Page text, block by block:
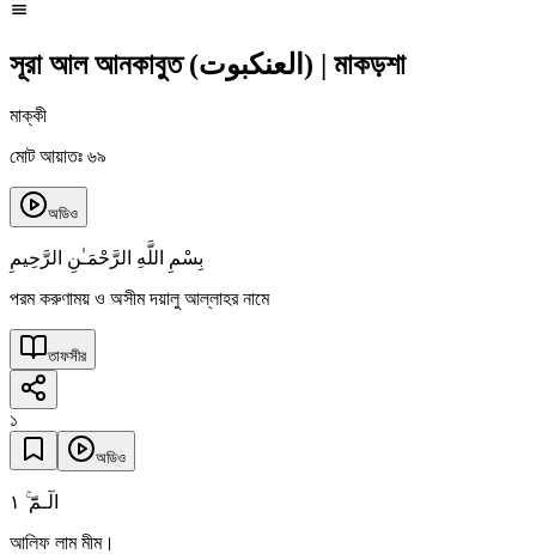
সূরা আল আনকাবুত(العنكبوت ) | মাকড়শা
মাক্কী
মোট আয়াতঃ ৬৯
অডিও
بِسْمِ اللَّهِ الرَّحْمَـٰنِ الرَّحِيمِ
পরম করুণাময় ও অসীম দয়ালু আল্লাহর নামে
তাফসীর
১
অডিও
الٓـمّٓ ۚ ١
আলিফ লাম মীম।